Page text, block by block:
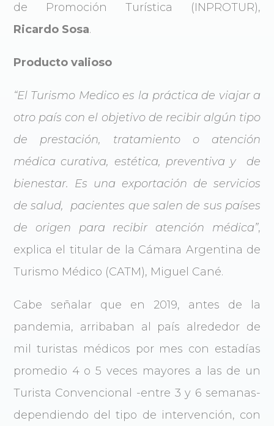
de Promoción Turística (INPROTUR),
Ricardo Sosa.
Producto valioso
“El Turismo Medico es la práctica de viajar a
otro país con el objetivo de recibir algún tipo
de prestación, tratamiento o atención
médica curativa, estética, preventiva y de
bienestar. Es una exportación de servicios
de salud, pacientes que salen de sus países
de origen para recibir atención médica”,
explica el titular de la Cámara Argentina de
Turismo Médico (CATM), Miguel Cané.
Cabe señalar que en 2019, antes de la
pandemia, arribaban al país alrededor de
mil turistas médicos por mes con estadías
promedio 4 o 5 veces mayores a las de un
Turista Convencional -entre 3 y 6 semanas-
dependiendo del tipo de intervención, con